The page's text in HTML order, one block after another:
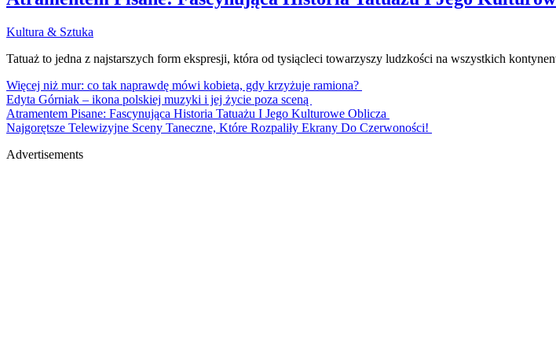
Kultura & Sztuka
Tatuaż to jedna z najstarszych form ekspresji, która od tysiącleci towarzyszy ludzkości na wszystkich
Więcej niż mur: co tak naprawdę mówi kobieta, gdy krzyżuje ramiona?
Edyta Górniak – ikona polskiej muzyki i jej życie poza sceną
Atramentem Pisane: Fascynująca Historia Tatuażu I Jego Kulturowe Oblicza
Najgorętsze Telewizyjne Sceny Taneczne, Które Rozpaliły Ekrany Do Czerwoności!
Advertisements